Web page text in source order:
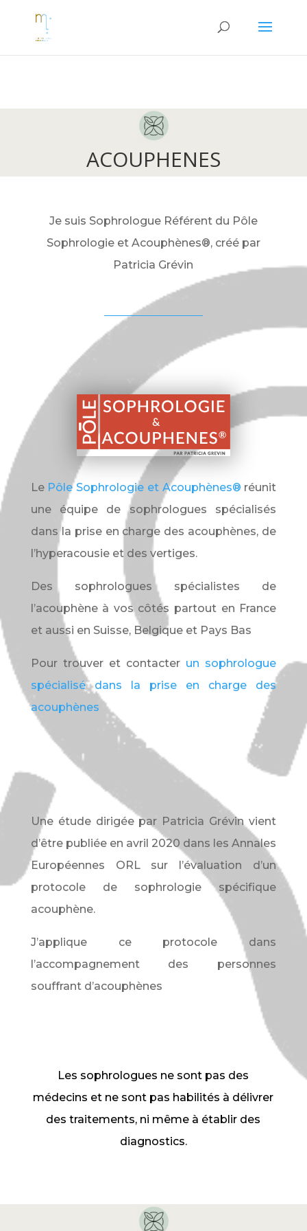
ACOUPHENES
Je suis Sophrologue Référent du Pôle
Sophrologie et Acouphènes®, créé par
Patricia Grévin
Le Pôle Sophrologie et Acouphènes® réunit
une équipe de sophrologues spécialisés
dans la prise en charge des acouphènes, de
l’hyperacousie et des vertiges.
Des sophrologues spécialistes de
l’acouphène à vos côtés partout en France
et aussi en Suisse, Belgique et Pays Bas
Pour trouver et contacter un sophrologue
spécialisé dans la prise en charge des
acouphènes
Une étude dirigée par Patricia Grévin vient
d’être publiée en avril 2020 dans les Annales
Européennes ORL sur l’évaluation d’un
protocole de sophrologie spécifique
acouphène.
J’applique ce protocole dans
l’accompagnement des personnes
souffrant d’acouphènes
Les sophrologues ne sont pas des
médecins et ne sont pas habilités à délivrer
des traitements, ni même à établir des
diagnostics.